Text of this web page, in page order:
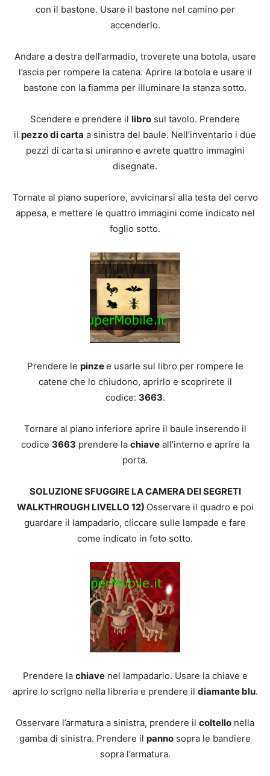
con il bastone. Usare il bastone nel camino per
accenderlo.
Andare a destra dell’armadio, troverete una botola, usare
l’ascia per rompere la catena. Aprire la botola e usare il
bastone con la fiamma per illuminare la stanza sotto.
Scendere e prendere il libro sul tavolo. Prendere
il pezzo di carta a sinistra del baule. Nell’inventario i due
pezzi di carta si uniranno e avrete quattro immagini
disegnate.
Tornate al piano superiore, avvicinarsi alla testa del cervo
appesa, e mettere le quattro immagini come indicato nel
foglio sotto.
Prendere le pinzee usarle sul libro per rompere le
catene che lo chiudono, aprirlo e scoprirete il
codice: 3663.
Tornare al piano inferiore aprire il baule inserendo il
codice 3663 prendere la chiaveall’interno e aprire la
porta.
SOLUZIONE SFUGGIRE LA CAMERA DEI SEGRETI
WALKTHROUGH LIVELLO 12) Osservare il quadro e poi
guardare il lampadario, cliccare sulle lampade e fare
come indicato in foto sotto.
Prendere la chiavenel lampadario. Usare la chiave e
aprire lo scrigno nella libreria e prendere il diamante blu.
Osservare l’armatura a sinistra, prendere il coltello nella
gamba di sinistra. Prendere il panno sopra le bandiere
sopra l’armatura.